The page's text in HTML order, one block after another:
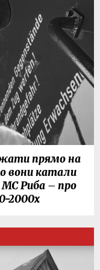
прямо на
вони катали
Риба – про
2000х